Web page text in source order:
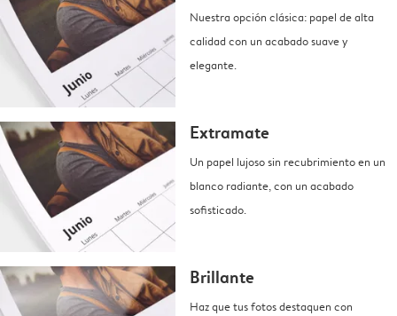
Nuestra opción clásica: papel de alta
calidad con un acabado suave y
elegante.
Extramate
Un papel lujoso sin recubrimiento en un
blanco radiante, con un acabado
sofisticado.
Brillante
Haz que tus fotos destaquen con